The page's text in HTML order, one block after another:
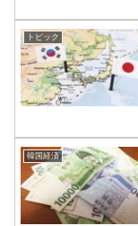
トピック
韓国経済